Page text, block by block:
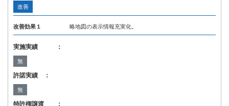
改善
改善効果１ 略地図の表示情報充実化。
実施実績 ：
無
許諾実績 ：
無
特許権譲渡 ：